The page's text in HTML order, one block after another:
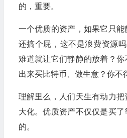
的，重要。
一个优质的资产，如果它只
还搞个屁，这不是浪费资源
难道就让它们静静的放着？
出来买比特币、做生意？你不
理解里么，人们天生有动力
大化。优质资产不仅仅是买
的。